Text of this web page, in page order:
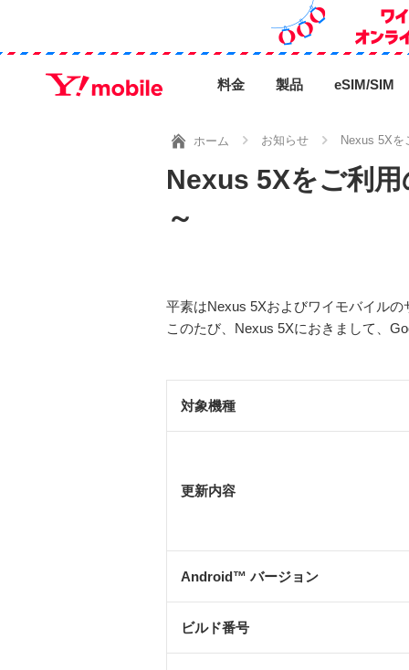
料金 製品 eSIM/SIM
ホーム お知らせ Nexus 5X
Nexus 5Xをご利
～
平素はNexus 5Xおよびワイモバイル
このたび、Nexus 5Xにおきまして、
対象機種
更新内容
Android™ バージョン
ビルド番号